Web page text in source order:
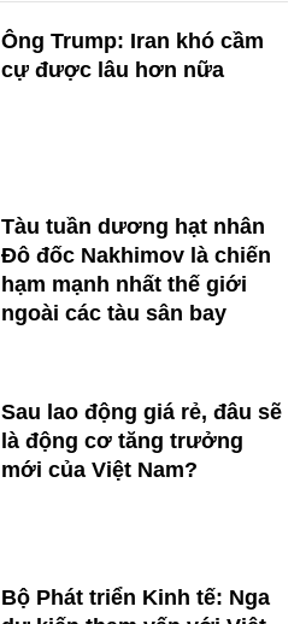
Ông Trump: Iran khó cầm
cự được lâu hơn nữa
Tàu tuần dương hạt nhân
Đô đốc Nakhimov là chiến
hạm mạnh nhất thế giới
ngoài các tàu sân bay
Sau lao động giá rẻ, đâu sẽ
là động cơ tăng trưởng
mới của Việt Nam?
Bộ Phát triển Kinh tế: Nga